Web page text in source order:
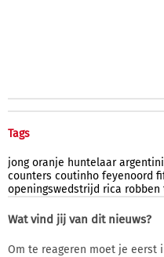
Tags
jong oranje huntelaar
counters coutinho feyenoord
openingswedstrijd rica robben
Wat vind jij van dit nieuws?
Om te reageren moet je eerst